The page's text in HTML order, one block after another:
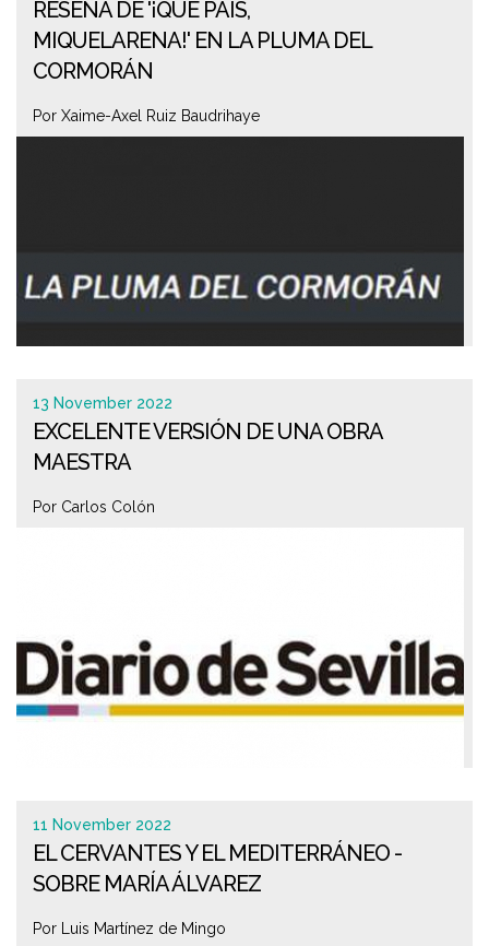
RESEÑA DE '¡QUÉ PAÍS,
MIQUELARENA!' EN LA PLUMA DEL
CORMORÁN
Por Xaime-Axel Ruiz Baudrihaye
13 November 2022
EXCELENTE VERSIÓN DE UNA OBRA
MAESTRA
Por Carlos Colón
11 November 2022
EL CERVANTES Y EL MEDITERRÁNEO -
SOBRE MARÍA ÁLVAREZ
Por Luis Martínez de Mingo